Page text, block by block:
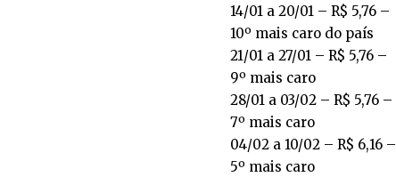
14/01 a 20/01 – R$ 5,76 –
10º mais caro do país
21/01 a 27/01 – R$ 5,76 –
9º mais caro
28/01 a 03/02 – R$ 5,76 –
7º mais caro
04/02 a 10/02 – R$ 6,16 –
5º mais caro